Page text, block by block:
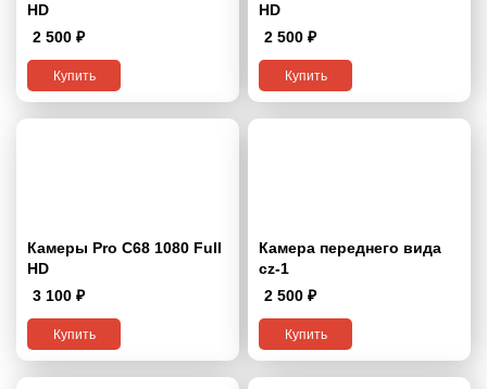
HD
2 500 ₽
Купить
HD
2 500₽
Купить
Камеры Pro C68 1080 Full
HD
3 100 ₽
Купить
Камера переднего вида
cz-1
2 500₽
Купить